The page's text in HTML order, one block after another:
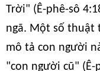
Trời" (Ê-phê-sô
ngã. Một số thuật
mô tả con người
"con người cũ" (Ê-